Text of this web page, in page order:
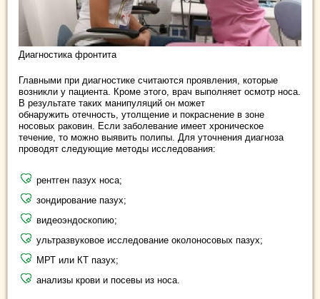
Диагностика фронтита
Главными при диагностике считаются проявления, которые
возникли у пациента. Кроме этого, врач выполняет осмотр носа.
В результате таких манипуляций он может
обнаружить отечность, утолщение и покраснение в зоне
носовых раковин. Если заболевание имеет хроническое
течение, то можно выявить полипы. Для уточнения диагноза
проводят следующие методы исследования:
рентген пазух носа;
зондирование пазух;
видеоэндоскопию;
ультразвуковое исследование околоносовых пазух;
МРТ или КТ пазух;
анализы крови и посевы из носа.